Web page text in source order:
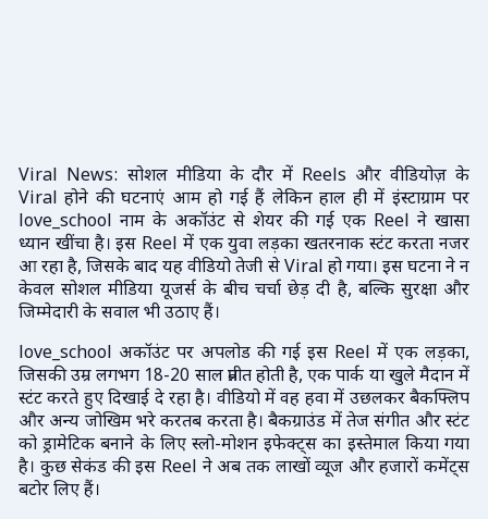
Viral News: सोशल मीडिया के दौर में Reels और वीडियोज़ के
Viral होने की घटनाएं आम हो गई हैं लेकिन हाल ही में इंस्टाग्राम पर
love_school नाम के अकॉउंट से शेयर की गई एक Reel ने खासा
ध्यान खींचा है। इस Reel में एक युवा लड़का खतरनाक स्टंट करता नजर
आ रहा है, जिसके बाद यह वीडियो तेजी से Viral हो गया। इस घटना ने न
केवल सोशल मीडिया यूजर्स के बीच चर्चा छेड़ दी है, बल्कि सुरक्षा और
जिम्मेदारी के सवाल भी उठाए हैं।
love_school अकॉउंट पर अपलोड की गई इस Reel में एक लड़का,
जिसकी उम्र लगभग 18-20 साल प्रतीत होती है, एक पार्क या खुले मैदान में
स्टंट करते हुए दिखाई दे रहा है। वीडियो में वह हवा में उछलकर बैकफ्लिप
और अन्य जोखिम भरे करतब करता है। बैकग्राउंड में तेज संगीत और स्टंट
को ड्रामेटिक बनाने के लिए स्लो-मोशन इफेक्ट्स का इस्तेमाल किया गया
है। कुछ सेकंड की इस Reel ने अब तक लाखों व्यूज और हजारों कमेंट्स
बटोर लिए हैं।